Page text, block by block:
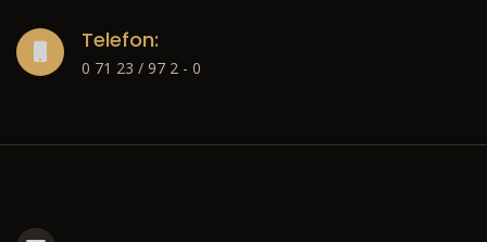
Telefon:
0 71 23 / 97 2 - 0